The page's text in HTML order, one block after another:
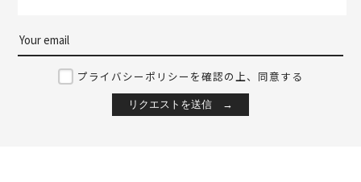
プライバシーポリシーを確認の上、同意する